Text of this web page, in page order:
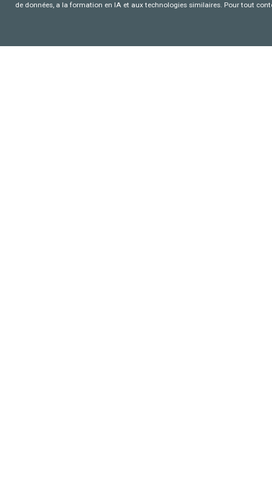
de données, a la formation en IA et aux technologies similaires. Pour tout